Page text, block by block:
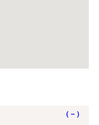
（－）